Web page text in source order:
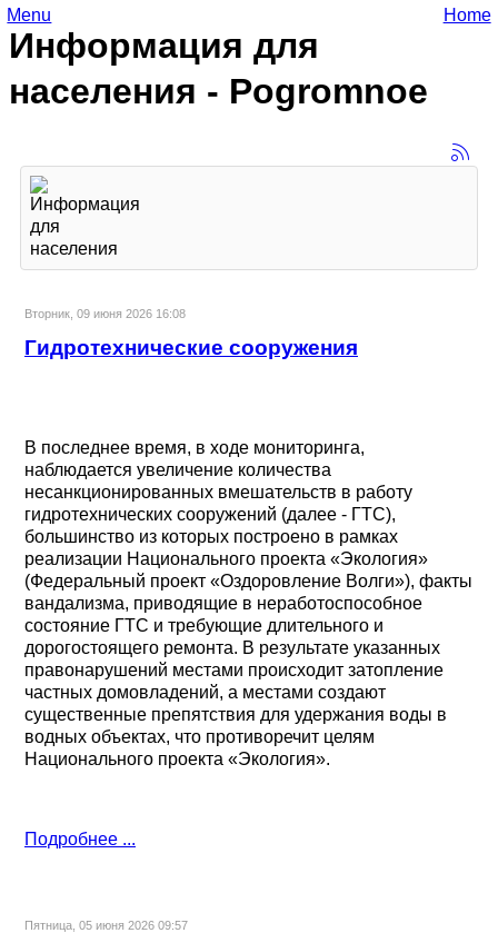
Информация для
населения - Pogromnoe
Menu Home
Вторник, 09 июня 2026 16:08
Гидротехнические сооружения
В последнее время, в ходе мониторинга,
наблюдается увеличение количества
несанкционированных вмешательств в работу
гидротехнических сооружений (далее - ГТС),
большинство из которых построено в рамках
реализации Национального проекта «Экология»
(Федеральный проект «Оздоровление Волги»), факты
вандализма, приводящие в неработоспособное
состояние ГТС и требующие длительного и
дорогостоящего ремонта. В результате указанных
правонарушений местами происходит затопление
частных домовладений, а местами создают
существенные препятствия для удержания воды в
водных объектах, что противоречит целям
Национального проекта «Экология».
Подробнее ...
Пятница, 05 июня 2026 09:57